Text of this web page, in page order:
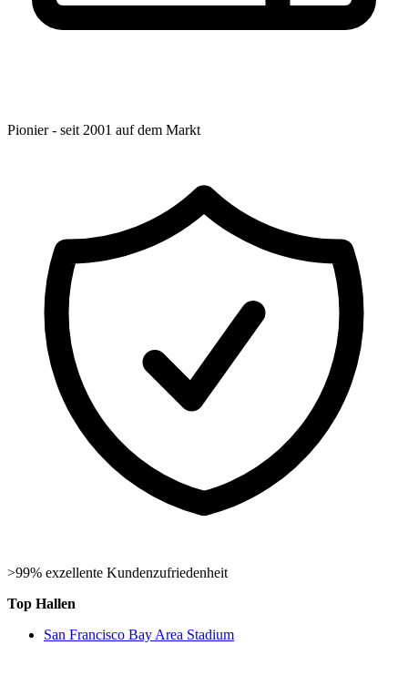
Pionier - seit 2001 auf dem Markt
>99% exzellente Kundenzufriedenheit
Top Hallen
San Francisco Bay Area Stadium